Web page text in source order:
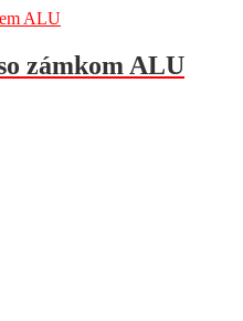
zámkom ALU